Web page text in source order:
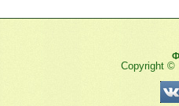
Copyright ©